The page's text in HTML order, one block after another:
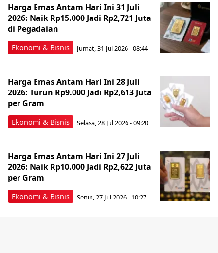
Ekonomi & Bisnis
Harga Emas Antam Hari Ini 31 Juli
2026: Naik Rp15.000 Jadi Rp2,721 Juta
di Pegadaian
Jumat, 31 Jul 2026 - 08:44
Ekonomi & Bisnis
Harga Emas Antam Hari Ini 28 Juli
2026: Turun Rp9.000 Jadi Rp2,613 Juta
per Gram
Selasa, 28 Jul 2026 - 09:20
Ekonomi & Bisnis
Harga Emas Antam Hari Ini 27 Juli
2026: Naik Rp10.000 Jadi Rp2,622 Juta
per Gram
Senin, 27 Jul 2026 - 10:27